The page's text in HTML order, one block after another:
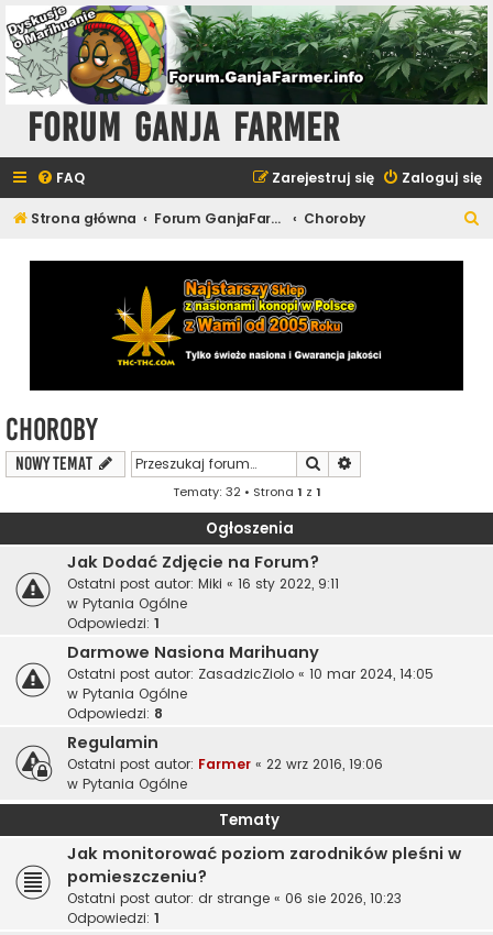
Forum Ganja Farmer
FAQ Zaloguj się
Zarejestruj się
Strona główna Forum GanjaFarmer - Uprawa i Hodowla Choroby
Choroby
NOWY TEMAT Szukaj
Tematy: 32 • Strona 1 z 1
Ogłoszenia
Jak Dodać Zdjęcie na Forum?
Ostatni post autor: Miki « 16 sty 2022, 9:11
w Pytania Ogólne
Odpowiedzi: 1
Darmowe Nasiona Marihuany
Ostatni post autor: ZasadzicZiolo « 10 mar 2024, 14:05
w Pytania Ogólne
Odpowiedzi: 8
Regulamin
Ostatni post autor: Farmer « 22 wrz 2016, 19:06
w Pytania Ogólne
Tematy
Jak monitorować poziom zarodników pleśni w
pomieszczeniu?
Ostatni post autor: dr strange « 06 sie 2026, 10:23
Odpowiedzi: 1